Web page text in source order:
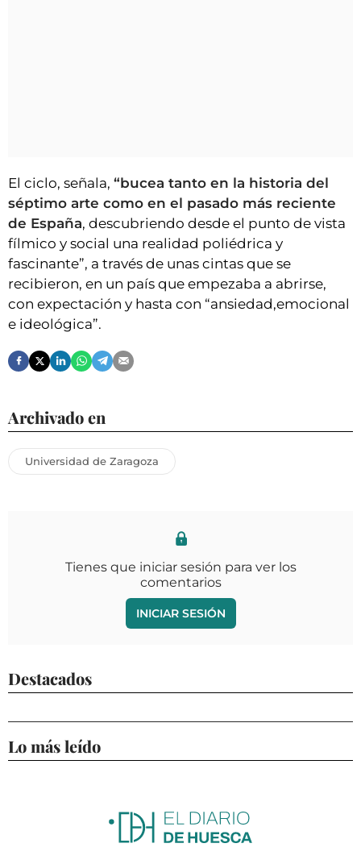
El ciclo, señala, “bucea tanto en la historia del
séptimo arte como en el pasado más reciente
de España, descubriendo desde el punto de vista
fílmico y social una realidad poliédrica y
fascinante”, a través de unas cintas que se
recibieron, en un país que empezaba a abrirse,
con expectación y hasta con “ansiedad,emocional
e ideológica”.
Archivado en
Universidad de Zaragoza
Tienes que iniciar sesión para ver los
comentarios
INICIAR SESIÓN
Destacados
Lo más leído